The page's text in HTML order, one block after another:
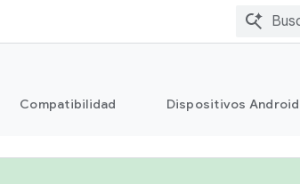
Compatibilidad Dispositivos Android